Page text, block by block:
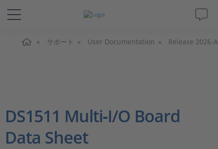
ソリューションと製品
サポート User Documentation Release 2026-A
DS1511 Multi‑I/O Board
Data Sheet